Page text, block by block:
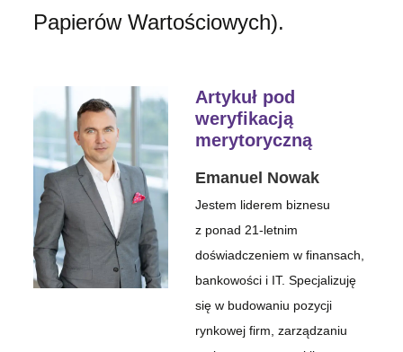
Papierów Wartościowych).
Artykuł pod
weryfikacją
merytoryczną
Emanuel Nowak
Jestem liderem biznesu
z ponad 21-letnim
doświadczeniem w finansach,
bankowości i IT. Specjalizuję
się w budowaniu pozycji
rynkowej firm, zarządzaniu